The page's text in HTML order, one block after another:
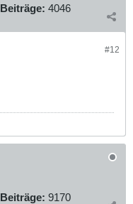
Beiträge: 4046
#12
Beiträge: 9170